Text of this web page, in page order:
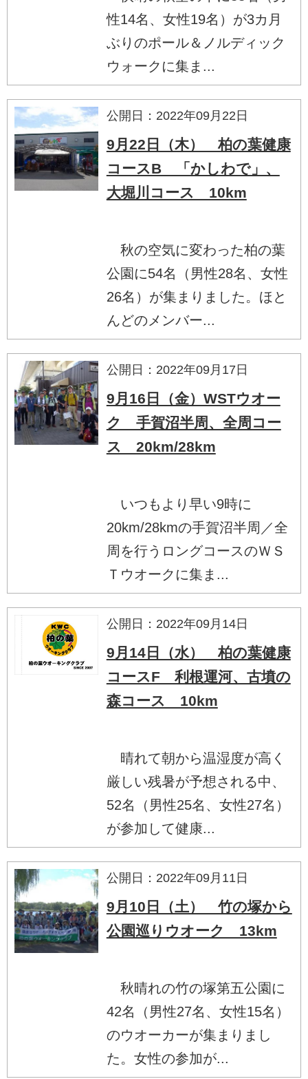
性14名、女性19名）が3カ月
ぶりのポール＆ノルディック
ウォークに集ま...
公開日：2022年09月22日
9月22日（木） 柏の葉健康
コースB 「かしわで」、
大堀川コース 10km
秋の空気に変わった柏の葉
公園に54名（男性28名、女性
26名）が集まりました。ほと
んどのメンバー...
公開日：2022年09月17日
9月16日（金）WSTウオー
ク 手賀沼半周、全周コー
ス 20km/28km
いつもより早い9時に
20km/28kmの手賀沼半周／全
周を行うロングコースのＷＳ
Ｔウオークに集ま...
公開日：2022年09月14日
9月14日（水） 柏の葉健康
コースF 利根運河、古墳の
森コース 10km
晴れて朝から温湿度が高く
厳しい残暑が予想される中、
52名（男性25名、女性27名）
が参加して健康...
公開日：2022年09月11日
9月10日（土） 竹の塚から
公園巡りウオーク 13km
秋晴れの竹の塚第五公園に
42名（男性27名、女性15名）
のウオーカーが集まりまし
た。女性の参加が...